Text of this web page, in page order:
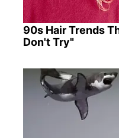
90s Hair Trends
Don't Try"